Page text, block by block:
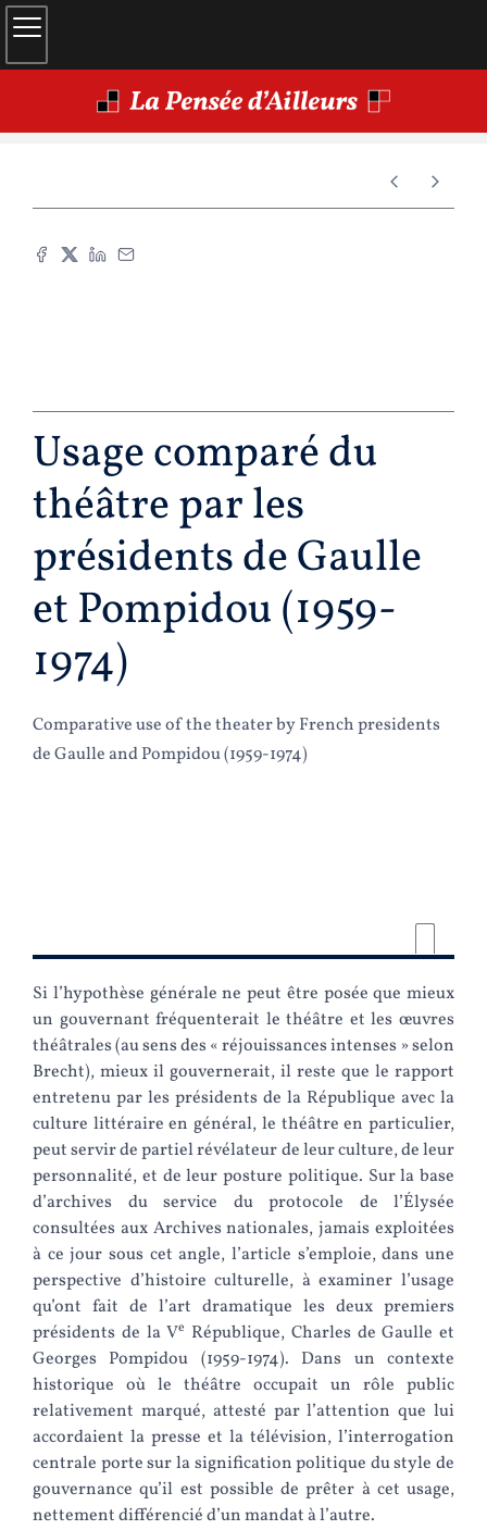
Usage comparé du
théâtre par les
présidents de Gaulle
et Pompidou (1959-
1974)
Comparative use of the theater by French presidents
de Gaulle and Pompidou (1959-1974)
Si l’hypothèse générale ne peut être posée que mieux
un gouvernant fréquenterait le théâtre et les œuvres
théâtrales (au sens des « réjouissances intenses » selon
Brecht), mieux il gouvernerait, il reste que le rapport
entretenu par les présidents de la République avec la
culture littéraire en général, le théâtre en particulier,
peut servir de partiel révélateur de leur culture, de leur
personnalité, et de leur posture politique. Sur la base
d’archives du service du protocole de l’Élysée
consultées aux Archives nationales, jamais exploitées
à ce jour sous cet angle, l’article s’emploie, dans une
perspective d’histoire culturelle, à examiner l’usage
qu’ont fait de l’art dramatique les deux premiers
présidents de la Ve République, Charles de Gaulle et
Georges Pompidou (1959-1974). Dans un contexte
historique où le théâtre occupait un rôle public
relativement marqué, attesté par l’attention que lui
accordaient la presse et la télévision, l’interrogation
centrale porte sur la signification politique du style de
gouvernance qu’il est possible de prêter à cet usage,
nettement différencié d’un mandat à l’autre.